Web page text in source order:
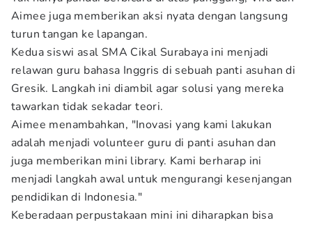
Aimee juga memberikan aksi nyata dengan langsung
turun tangan ke lapangan.
Kedua siswi asal SMA Cikal Surabaya ini menjadi
relawan guru bahasa Inggris di sebuah panti asuhan di
Gresik. Langkah ini diambil agar solusi yang mereka
tawarkan tidak sekadar teori.
Aimee menambahkan, "Inovasi yang kami lakukan
adalah menjadi volunteer guru di panti asuhan dan
juga memberikan mini library. Kami berharap ini
menjadi langkah awal untuk mengurangi kesenjangan
pendidikan di Indonesia."
Keberadaan perpustakaan mini ini diharapkan bisa